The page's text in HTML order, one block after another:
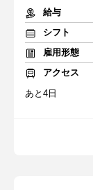
給与
シフト
雇用形態
アクセス
あと4日